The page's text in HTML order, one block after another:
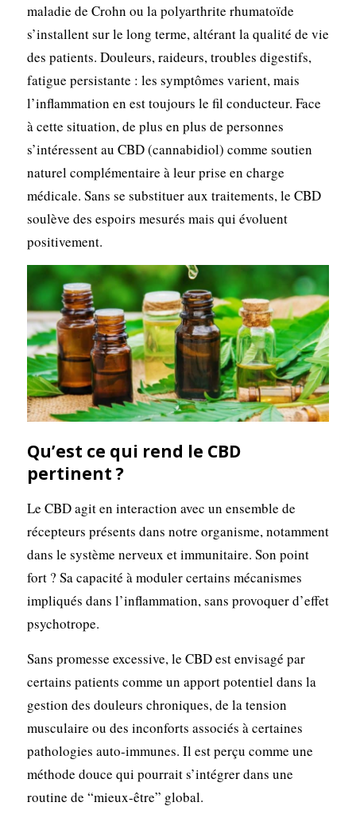
maladie de Crohn ou la polyarthrite rhumatoïde
s’installent sur le long terme, altérant la qualité de vie
des patients. Douleurs, raideurs, troubles digestifs,
fatigue persistante : les symptômes varient, mais
l’inflammation en est toujours le fil conducteur. Face
à cette situation, de plus en plus de personnes
s’intéressent au CBD (cannabidiol) comme soutien
naturel complémentaire à leur prise en charge
médicale. Sans se substituer aux traitements, le CBD
soulève des espoirs mesurés mais qui évoluent
positivement.
Qu’est ce qui rend le CBD
pertinent ?
Le CBD agit en interaction avec un ensemble de
récepteurs présents dans notre organisme, notamment
dans le système nerveux et immunitaire. Son point
fort ? Sa capacité à moduler certains mécanismes
impliqués dans l’inflammation, sans provoquer d’effet
psychotrope.
Sans promesse excessive, le CBD est envisagé par
certains patients comme un apport potentiel dans la
gestion des douleurs chroniques, de la tension
musculaire ou des inconforts associés à certaines
pathologies auto-immunes. Il est perçu comme une
méthode douce qui pourrait s’intégrer dans une
routine de “mieux-être” global.